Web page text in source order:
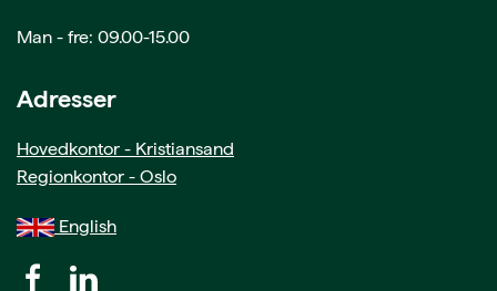
Man - fre: 09.00-15.00
Adresser
Hovedkontor - Kristiansand
Regionkontor - Oslo
English